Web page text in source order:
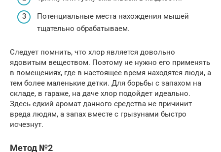
Потенциальные места нахождения мышей
тщательно обрабатываем.
Следует помнить, что хлор является довольно
ядовитым веществом. Поэтому не нужно его применять
в помещениях, где в настоящее время находятся люди, а
тем более маленькие детки. Для борьбы с запахом на
складе, в гараже, на даче хлор подойдет идеально.
Здесь едкий аромат данного средства не причинит
вреда людям, а запах вместе с грызунами быстро
исчезнут.
Метод №2